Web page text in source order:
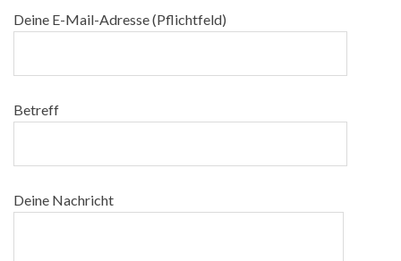
Deine E-Mail-Adresse (Pflichtfeld)
Betreff
Deine Nachricht